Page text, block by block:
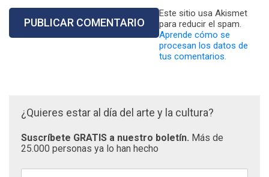
Este sitio usa Akismet
para reducir el spam.
Aprende cómo se
procesan los datos de
tus comentarios.
¿Quieres estar al día del arte y la cultura?
Suscríbete GRATIS a nuestro boletín. Más de
25.000 personas ya lo han hecho